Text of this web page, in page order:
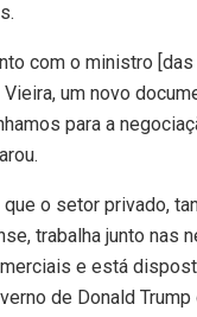
com o ministro
um novo
para a
o setor privado,
trabalha junto nas
e está
de Donald Trump